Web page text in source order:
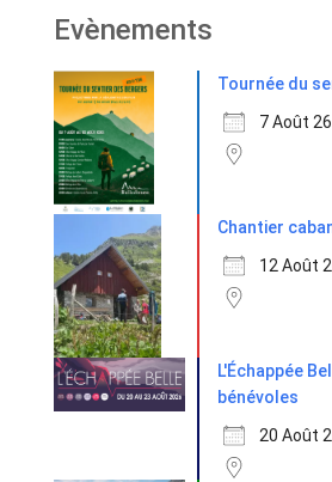
Evènements
Tournée du
7 Août 26
Chantier
12 Août
L'Échappée
bénévoles
20 Août